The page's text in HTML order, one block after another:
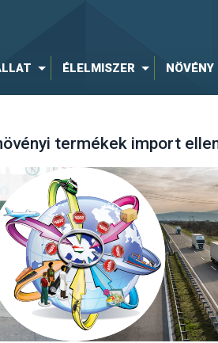
ÉLELMISZER NÖVÉNY
termékek import